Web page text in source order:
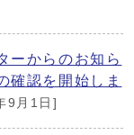
ーからのお知ら
確認を開始しま
9月1日]